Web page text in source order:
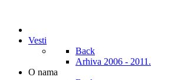
Vesti
Back
Arhiva 2006 - 2011.
O nama